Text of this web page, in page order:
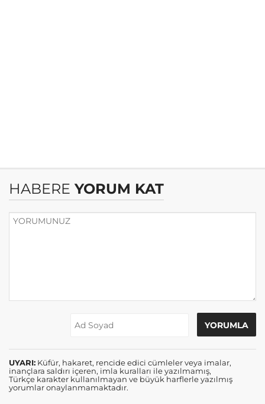
HABERE YORUM KAT
UYARI: Küfür, hakaret, rencide edici cümleler veya imalar,
inançlara saldırı içeren, imla kuralları ile yazılmamış,
Türkçe karakter kullanılmayan ve büyük harflerle yazılmış
yorumlar onaylanmamaktadır.